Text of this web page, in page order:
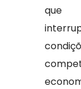
que